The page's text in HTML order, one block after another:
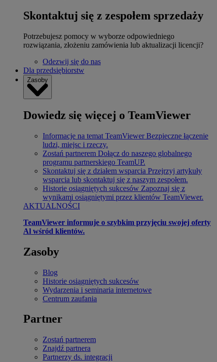
Skontaktuj się z zespołem sprzedaży
Potrzebujesz pomocy w wyborze odpowiedniego
rozwiązania, złożeniu zamówienia lub aktualizacji licencji?
Odezwij się do nas
Dla przedsiębiorstw
Zasoby
Dowiedz się więcej o TeamViewer
Informacje na temat TeamViewer Bezpieczne łączenie
ludzi, miejsc i rzeczy.
Zostań partnerem Dołącz do naszego globalnego
programu partnerskiego TeamUP.
Skontaktuj się z działem wsparcia Przejrzyj artykuły
wsparcia lub skontaktuj się z naszym zespołem.
Historie osiągniętych sukcesów Zapoznaj się z
wynikami osiągniętymi przez klientów TeamViewer.
AKTUALNOŚCI
TeamViewer informuje o szybkim przyjęciu swojej oferty
Al wśród klientów.
Zasoby
Blog
Historie osiągniętych sukcesów
Wydarzenia i seminaria internetowe
Centrum zaufania
Partner
Zostań partnerem
Znajdź partnera
Partnerzy ds. integracji